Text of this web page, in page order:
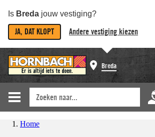
Is Breda jouw vestiging?
JA, DAT KLOPT Andere vestiging kiezen
Breda
Home